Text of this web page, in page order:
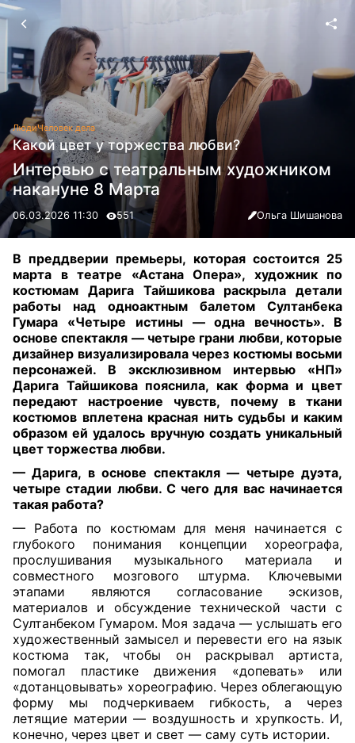
ЛюдиЧеловек дела
Какой цвет у торжества любви?
Интервью с театральным художником
накануне 8 Марта
06.03.2026 11:30 551 Ольга Шишанова
В преддверии премьеры, которая состоится 25
марта в театре «Астана Опера», художник по
костюмам Дарига Тайшикова раскрыла детали
работы над одноактным балетом Султанбека
Гумара «Четыре истины — одна вечность». В
основе спектакля — четыре грани любви, которые
дизайнер визуализировала через костюмы восьми
персонажей. В эксклюзивном интервью «НП»
Дарига Тайшикова пояснила, как форма и цвет
передают настроение чувств, почему в ткани
костюмов вплетена красная нить судьбы и каким
образом ей удалось вручную создать уникальный
цвет торжества любви.
— Дарига, в основе спектакля — четыре дуэта,
четыре стадии любви. С чего для вас начинается
такая работа?
— Работа по костюмам для меня начинается с
глубокого понимания концепции хореографа,
прослушивания музыкального материала и
совместного мозгового штурма. Ключевыми
этапами являются согласование эскизов,
материалов и обсуждение технической части с
Султанбеком Гумаром. Моя задача — услышать его
художественный замысел и перевести его на язык
костюма так, чтобы он раскрывал артиста,
помогал пластике движения «допевать» или
«дотанцовывать» хореографию. Через облегающую
форму мы подчеркиваем гибкость, а через
летящие материи — воздушность и хрупкость. И,
конечно, через цвет и свет — саму суть истории.